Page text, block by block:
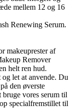
mellem 12 og 16
Renewing Serum.
makeuprester af
Remover
helt ren hud.
let at anvende. Du
den øverste
vores serum til
specialfremstillet til